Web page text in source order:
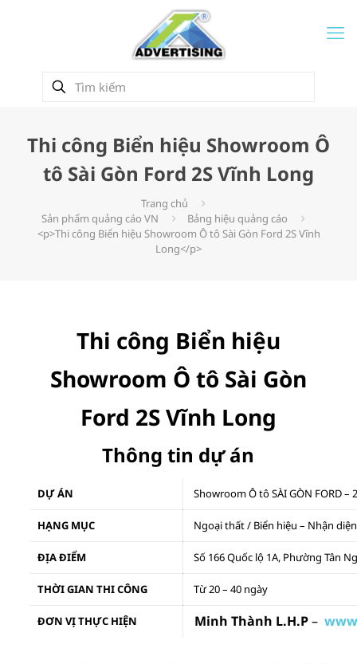
Thi công Biển hiệu Showroom Ô
tô Sài Gòn Ford 2S Vĩnh Long
Trang chủ
Sản phẩm quảng cáo VN
Bảng hiệu quảng cáo
<p>Thi công Biển hiệu Showroom Ô tô Sài Gòn Ford 2S Vĩnh
Long</p>
Thi công Biển hiệu
Showroom Ô tô Sài Gòn
Ford 2S Vĩnh Long
Thông tin dự án
DỰ ÁN Showroom Ô tô SÀI GÒN FORD –
HẠNG MỤC Ngoại thất / Biển hiệu – Nhận
ĐỊA ĐIỂM Số 166 Quốc lộ 1A, Phường Tân
THỜI GIAN THI CÔNG Từ 20 – 40 ngày
ĐƠN VỊ THỰC HIỆN Minh Thành L.H.P–